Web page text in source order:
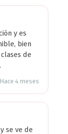
y es
bien
de
Hace 4 meses
se ve de